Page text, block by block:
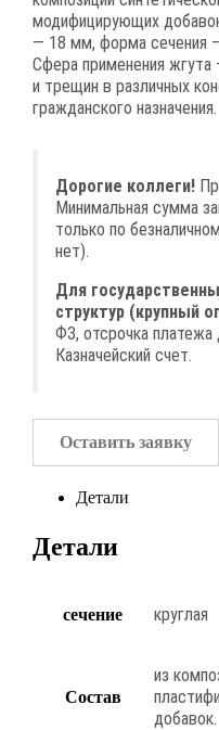
модифицирующих
— 18 мм, форма сечения
Сфера применения жгута
и трещин в различных
гражданского назначения.
Дорогие коллеги!
Минимальная сумма
только по
нет).
Для
структур (крупный
ФЗ, отсрочка платежа
Казначейский счет.
Оставить заявку
Детали
Детали
сечение круглая
Состав
из
добавок.